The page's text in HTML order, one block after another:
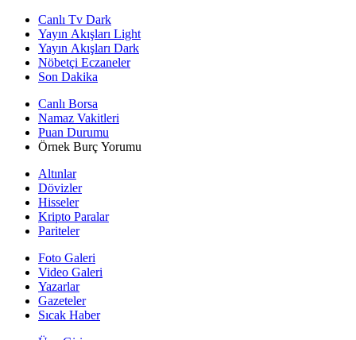
Canlı Tv Dark
Yayın Akışları Light
Yayın Akışları Dark
Nöbetçi Eczaneler
Son Dakika
Canlı Borsa
Namaz Vakitleri
Puan Durumu
Örnek Burç Yorumu
Altınlar
Dövizler
Hisseler
Kripto Paralar
Pariteler
Foto Galeri
Video Galeri
Yazarlar
Gazeteler
Sıcak Haber